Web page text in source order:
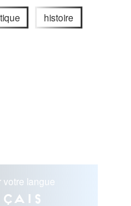
histoire
votre langue